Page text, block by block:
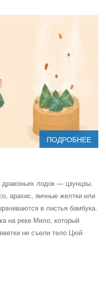
ПОДРОБНЕЕ
лодок — цзунцзы.
арахис, яичные желтки или
в листья бамбука.
на реке Мило, который
не съели тело Цюй